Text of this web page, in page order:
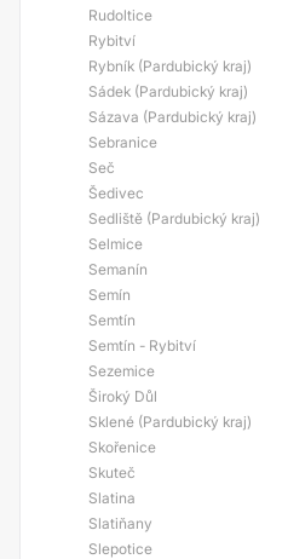
Rudoltice
Rybitví
Rybník (Pardubický kraj)
Sádek (Pardubický kraj)
Sázava (Pardubický kraj)
Sebranice
Seč
Šedivec
Sedliště (Pardubický kraj)
Selmice
Semanín
Semín
Semtín
Semtín - Rybitví
Sezemice
Široký Důl
Sklené (Pardubický kraj)
Skořenice
Skuteč
Slatina
Slatiňany
Slepotice